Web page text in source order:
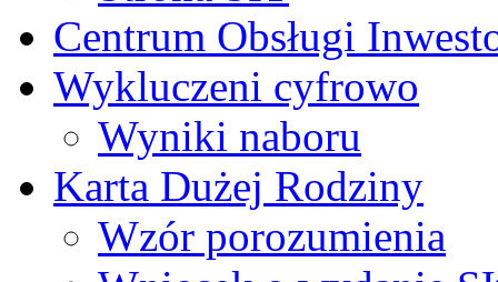
Centrum Obsługi
Wykluczeni cyfrowo
Wyniki naboru
Karta Dużej Rodziny
Wzór porozumienia